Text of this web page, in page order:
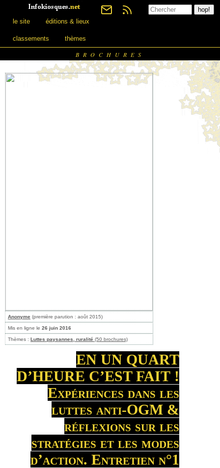
le site éditions & lieux
classements thèmes
BROCHURES
Anonyme (première parution : août 2015)
Mis en ligne le 26 juin 2016
Thèmes : Luttes paysannes, ruralité (50 brochures)
EN UN QUART
D’HEURE C’EST FAIT !
Expériences dans les
luttes anti-OGM &
réflexions sur les
stratégies et les modes
d’action. Entretien n°1